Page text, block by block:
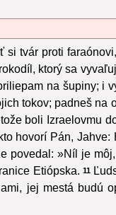
si tvár proti
ktorý sa
na šupiny; i
tokov; padneš na
boli Izraelovmu
hovorí Pán,
povedal: »Níl je
Etiópska. 11
jej mestá budú